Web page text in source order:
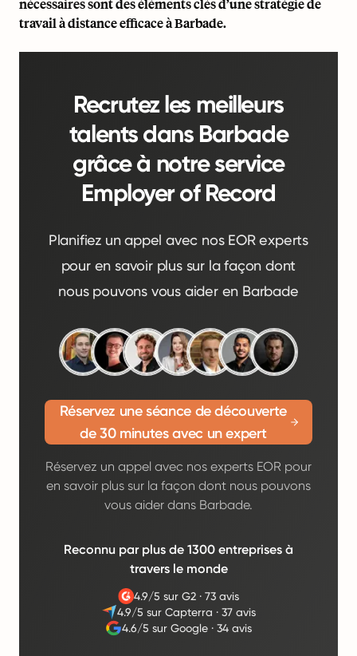
nécessaires sont des éléments clés d’une stratégie de
travail à distance efficace à Barbade.
Recrutez les meilleurs
talents dans Barbade
grâce à notre service
Employer of Record
Planifiez un appel avec nos EOR experts
pour en savoir plus sur la façon dont
nous pouvons vous aider en Barbade
Réservez une séance de découverte
de 30 minutes avec un expert
Réservez un appel avec nos experts EOR pour
en savoir plus sur la façon dont nous pouvons
vous aider dans Barbade.
Reconnu par plus de 1300 entreprises à
travers le monde
4.9/5 sur G2 ·73 avis
4.9/5 sur Capterra ·37 avis
4.6/5 sur Google· 34 avis